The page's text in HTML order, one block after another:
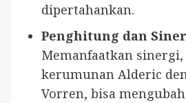
dipertahankan.
Penghitung dan
Memanfaatkan
kerumunan Alderic
Vorren, bisa